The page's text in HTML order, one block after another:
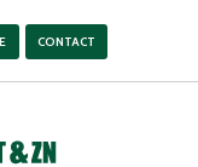
CONTACT